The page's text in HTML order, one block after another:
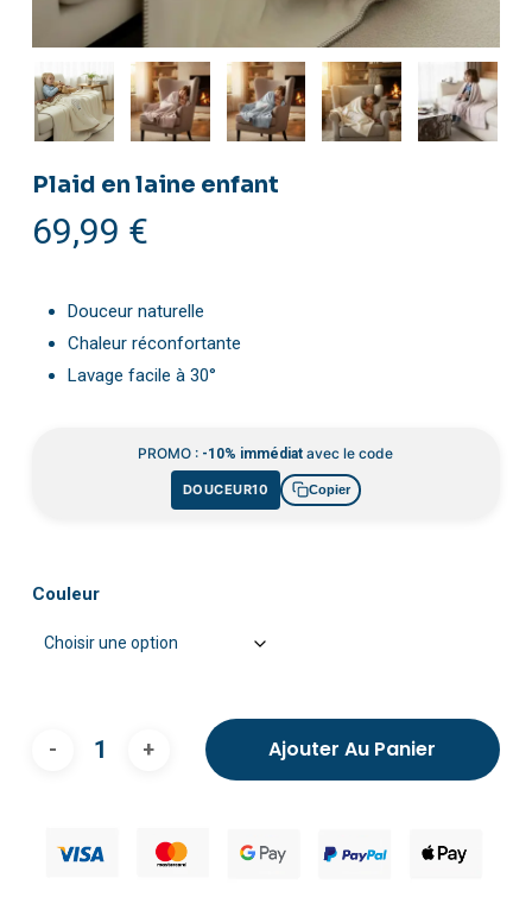
Plaid en laine enfant
69,99 €
Douceur naturelle
Chaleur réconfortante
Lavage facile à 30°
PROMO : -10% immédiat avec le code
DOUCEUR10 Copier
Couleur
Ajouter Au Panier